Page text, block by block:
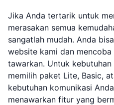
Jika Anda tertarik untuk
merasakan semua
sangatlah mudah. Anda
website kami dan
tawarkan. Untuk
memilih paket Lite, Basic,
kebutuhan komunikasi
menawarkan fitur yang